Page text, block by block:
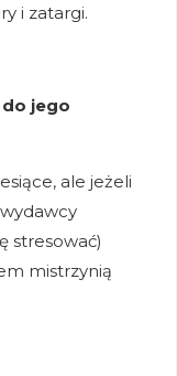
i zatargi.
jego
ale jeżeli
stresować)
mistrzynią